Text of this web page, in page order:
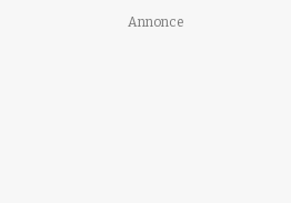
Annonce